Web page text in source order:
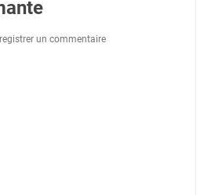
un commentaire